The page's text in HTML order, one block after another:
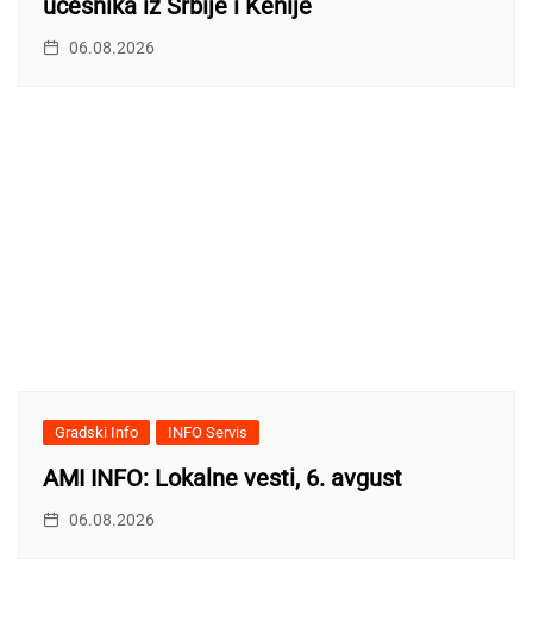
učesnika iz Srbije i Kenije
06.08.2026
Gradski Info INFO Servis
AMI INFO: Lokalne vesti, 6. avgust
06.08.2026